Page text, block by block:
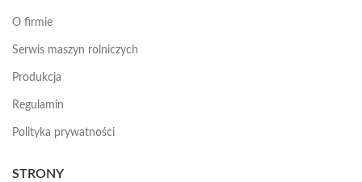
O firmie
Serwis maszyn rolniczych
Produkcja
Regulamin
Polityka prywatności
STRONY